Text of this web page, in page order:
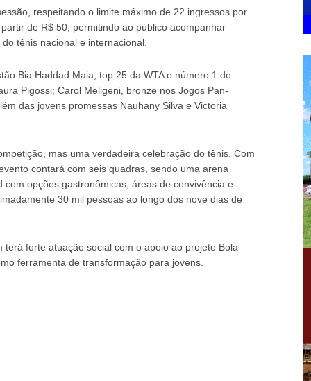
respeitando o limite máximo de 22 ingressos por
de R$ 50, permitindo ao público acompanhar
tênis nacional e internacional.
Bia Haddad Maia, top 25 da WTA e número 1 do
Pigossi; Carol Meligeni, bronze nos Jogos Pan-
das jovens promessas Nauhany Silva e Victoria
mas uma verdadeira celebração do tênis. Com
contará com seis quadras, sendo uma arena
opções gastronômicas, áreas de convivência e
30 mil pessoas ao longo dos nove dias de
forte atuação social com o apoio ao projeto Bola
ferramenta de transformação para jovens.